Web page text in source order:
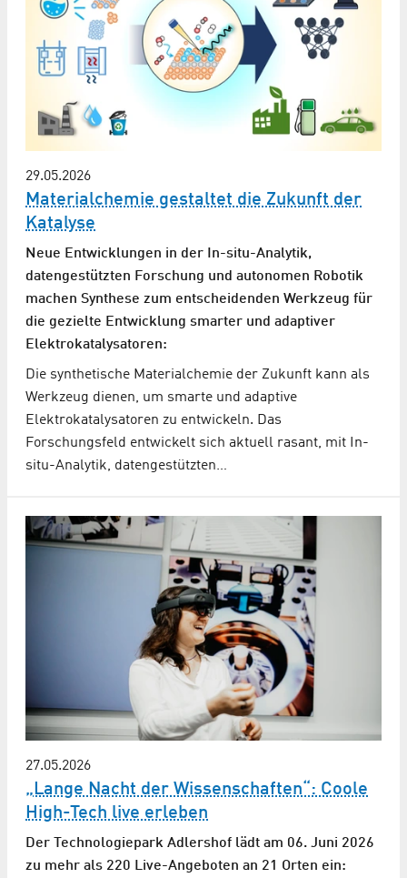
29.05.2026
Materialchemie gestaltet die Zukunft der
Katalyse
Neue Entwicklungen in der In-situ-Analytik,
datengestützten Forschung und autonomen Robotik
machen Synthese zum entscheidenden Werkzeug für
die gezielte Entwicklung smarter und adaptiver
Elektrokatalysatoren:
Die synthetische Materialchemie der Zukunft kann als
Werkzeug dienen, um smarte und adaptive
Elektrokatalysatoren zu entwickeln. Das
Forschungsfeld entwickelt sich aktuell rasant, mit In-
situ-Analytik, datengestützten…
27.05.2026
„Lange Nacht der Wissenschaften“: Coole
High-Tech live erleben
Der Technologiepark Adlershof lädt am 06. Juni 2026
zu mehr als 220 Live-Angeboten an 21 Orten ein: